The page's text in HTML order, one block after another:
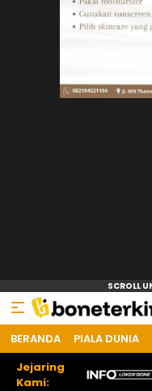
BERANDA PIALA DUNIA
Jejaring
Kami: